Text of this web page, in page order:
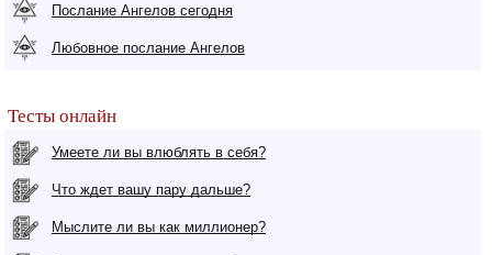
Послание Ангелов сегодня
Любовное послание Ангелов
Тесты онлайн
Умеете ли вы влюблять в себя?
Что ждет вашу пару дальше?
Мыслите ли вы как миллионер?